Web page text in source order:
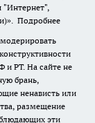
"Интернет",
Подробнее
и РТ. На сайте не
брань,
ненависть или
размещение
эти